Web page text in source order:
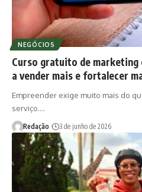
NEGÓCIOS
Curso gratuito de marketing
a vender mais e fortalecer
Empreender exige muito mais do
serviço.…
Redação 3 de junho de 2026